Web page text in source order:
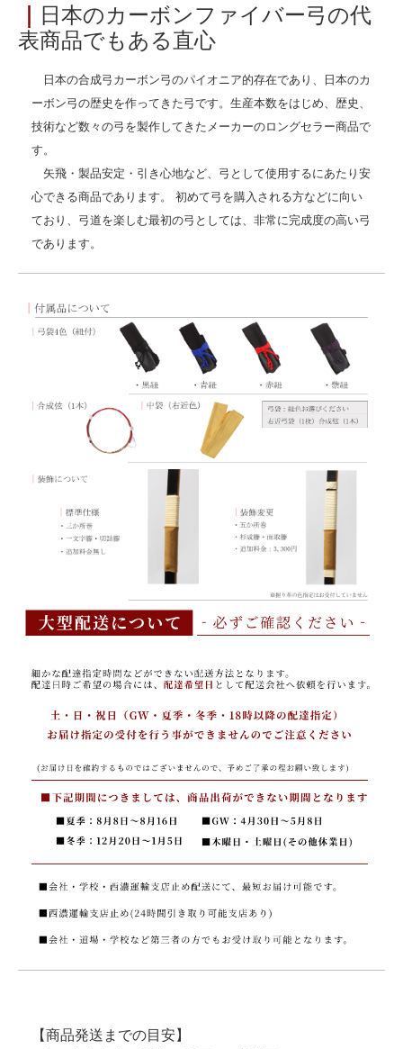
日本のカーボンファイバー弓の代
表商品でもある直心
日本の合成弓カーボン弓のパイオニア的存在であり、日本のカ
ーボン弓の歴史を作ってきた弓です。生産本数をはじめ、歴史、
技術など数々の弓を製作してきたメーカーのロングセラー商品で
す。
矢飛・製品安定・引き心地など、弓として使用するにあたり安
心できる商品であります。 初めて弓を購入される方などに向い
ており、弓道を楽しむ最初の弓としては、非常に完成度の高い弓
であります。
【商品発送までの目安】